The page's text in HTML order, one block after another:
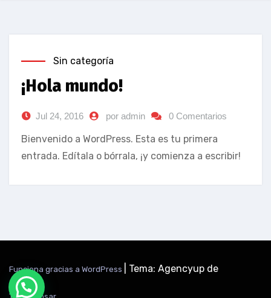
Sin categoría
¡Hola mundo!
Jul 24, 2016 por admin 0 Comentarios
Bienvenido a WordPress. Esta es tu primera
entrada. Edítala o bórrala, ¡y comienza a escribir!
Funciona gracias a WordPress Tema: Agencyup de